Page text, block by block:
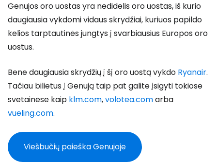
Genujos oro uostas yra nedidelis oro uostas, iš kurio
daugiausia vykdomi vidaus skrydžiai, kuriuos papildo
kelios tarptautinės jungtys į svarbiausius Europos oro
uostus.
Bene daugiausia skrydžių į šį oro uostą vykdo Ryanair.
Tačiau bilietus į Genują taip pat galite įsigyti tokiose
svetainėse kaip klm.com,volotea.comarba
vueling.com.
Viešbučių paieška Genujoje